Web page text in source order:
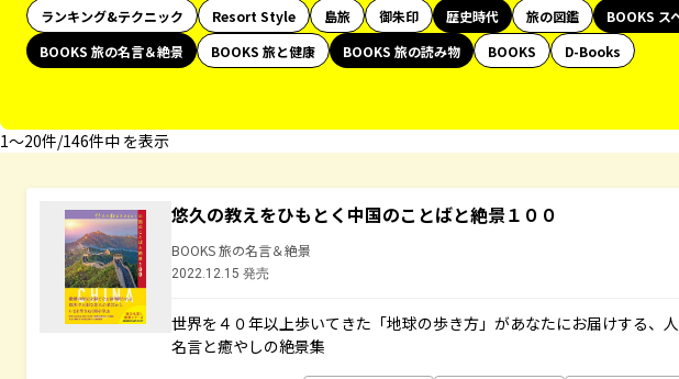
ランキング&テクニック
Resort Style 島旅 御朱印 歴史時代 旅の図鑑
BOOKS ス
BOOKS 旅の名言＆絶景
BOOKS 旅と健康 BOOKS 旅の読み物 BOOKS
D-Books
1〜20件/146件中 を表示
悠久の教えをひもとく中国のことばと絶景１００
BOOKS 旅の名言＆絶景
2022.12.15 発売
世界を４０年以上歩いてきた「地球の歩き方」があなたにお届けする、
名言と癒やしの絶景集